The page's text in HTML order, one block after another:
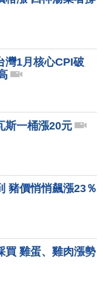
灣1月核心CPI破
斯一桶漲20元
豬價悄悄飆漲23％
買 雞蛋、雞肉漲勢